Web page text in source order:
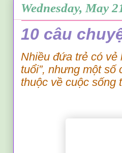
Wednesday, May
10 câu
Nhiều đứa trẻ có vẻ
tuổi”, nhưng một
thuộc về cuộc sống